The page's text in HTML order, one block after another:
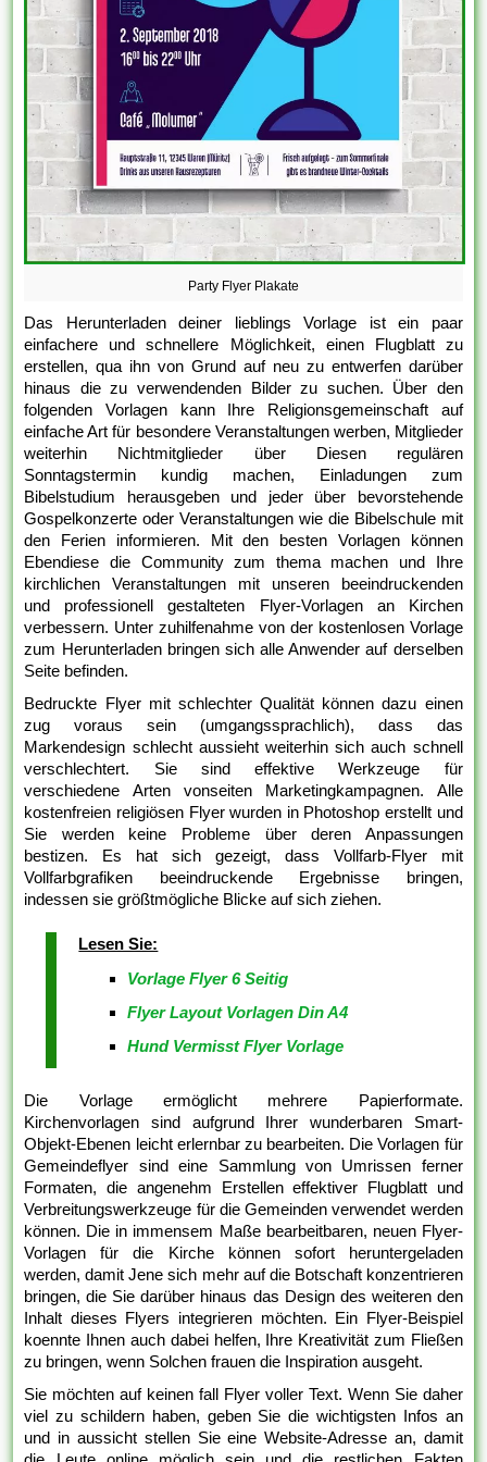
Party Flyer Plakate
Das Herunterladen deiner lieblings Vorlage ist ein paar
einfachere und schnellere Möglichkeit, einen Flugblatt zu
erstellen, qua ihn von Grund auf neu zu entwerfen darüber
hinaus die zu verwendenden Bilder zu suchen. Über den
folgenden Vorlagen kann Ihre Religionsgemeinschaft auf
einfache Art für besondere Veranstaltungen werben, Mitglieder
weiterhin Nichtmitglieder über Diesen regulären
Sonntagstermin kundig machen, Einladungen zum
Bibelstudium herausgeben und jeder über bevorstehende
Gospelkonzerte oder Veranstaltungen wie die Bibelschule mit
den Ferien informieren. Mit den besten Vorlagen können
Ebendiese die Community zum thema machen und Ihre
kirchlichen Veranstaltungen mit unseren beeindruckenden
und professionell gestalteten Flyer-Vorlagen an Kirchen
verbessern. Unter zuhilfenahme von der kostenlosen Vorlage
zum Herunterladen bringen sich alle Anwender auf derselben
Seite befinden.
Bedruckte Flyer mit schlechter Qualität können dazu einen
zug voraus sein (umgangssprachlich), dass das
Markendesign schlecht aussieht weiterhin sich auch schnell
verschlechtert. Sie sind effektive Werkzeuge für
verschiedene Arten vonseiten Marketingkampagnen. Alle
kostenfreien religiösen Flyer wurden in Photoshop erstellt und
Sie werden keine Probleme über deren Anpassungen
bestizen. Es hat sich gezeigt, dass Vollfarb-Flyer mit
Vollfarbgrafiken beeindruckende Ergebnisse bringen,
indessen sie größtmögliche Blicke auf sich ziehen.
Lesen Sie:
Vorlage Flyer 6 Seitig
Flyer Layout Vorlagen Din A4
Hund Vermisst Flyer Vorlage
Die Vorlage ermöglicht mehrere Papierformate.
Kirchenvorlagen sind aufgrund Ihrer wunderbaren Smart-
Objekt-Ebenen leicht erlernbar zu bearbeiten. Die Vorlagen für
Gemeindeflyer sind eine Sammlung von Umrissen ferner
Formaten, die angenehm Erstellen effektiver Flugblatt und
Verbreitungswerkzeuge für die Gemeinden verwendet werden
können. Die in immensem Maße bearbeitbaren, neuen Flyer-
Vorlagen für die Kirche können sofort heruntergeladen
werden, damit Jene sich mehr auf die Botschaft konzentrieren
bringen, die Sie darüber hinaus das Design des weiteren den
Inhalt dieses Flyers integrieren möchten. Ein Flyer-Beispiel
koennte Ihnen auch dabei helfen, Ihre Kreativität zum Fließen
zu bringen, wenn Solchen frauen die Inspiration ausgeht.
Sie möchten auf keinen fall Flyer voller Text. Wenn Sie daher
viel zu schildern haben, geben Sie die wichtigsten Infos an
und in aussicht stellen Sie eine Website-Adresse an, damit